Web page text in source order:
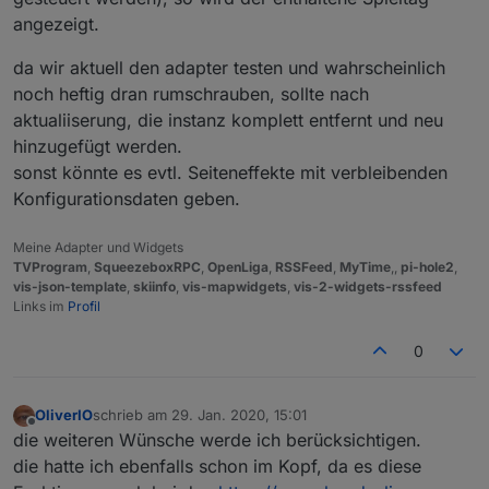
angezeigt.
da wir aktuell den adapter testen und wahrscheinlich
noch heftig dran rumschrauben, sollte nach
aktualiiserung, die instanz komplett entfernt und neu
hinzugefügt werden.
sonst könnte es evtl. Seiteneffekte mit verbleibenden
Konfigurationsdaten geben.
Meine Adapter und Widgets
TVProgram SqueezeboxRPC OpenLiga RSSFeed MyTime pi-hole2
vis-json-template skiinfo vis-mapwidgets vis-2-widgets-rssfeed
Links im Profil
0
Offline
OliverIOschrieb am 29. Jan. 2020, 15:01
zuletzt editiert von
die weiteren Wünsche werde ich berücksichtigen.
die hatte ich ebenfalls schon im Kopf, da es diese